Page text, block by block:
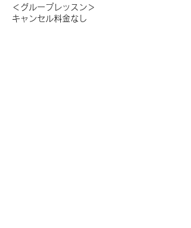
＜グループレッスン＞
キャンセル料金なし